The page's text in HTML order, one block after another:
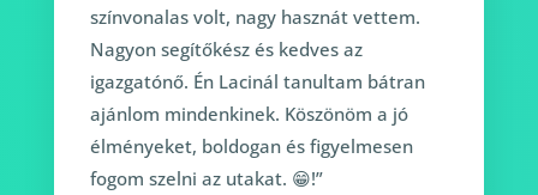
színvonalas volt, nagy hasznát vettem.
Nagyon segítőkész és kedves az
igazgatónő. Én Lacinál tanultam bátran
ajánlom mindenkinek. Köszönöm a jó
élményeket, boldogan és figyelmesen
fogom szelni az utakat. 😁!”